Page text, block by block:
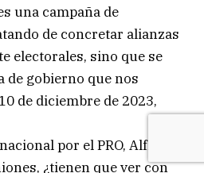
una campaña de
de concretar alianzas
electorales, sino que se
de gobierno que nos
de diciembre de 2023,
por el PRO, Alfredo
¿tienen que ver con